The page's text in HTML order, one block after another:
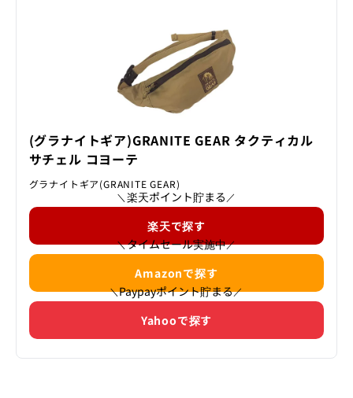
(グラナイトギア)GRANITE GEAR タクティカル
サチェル コヨーテ
グラナイトギア(GRANITE GEAR)
＼ 楽天ポイント貯まる ／
楽天で探す
＼タイムセール実施中／
Amazonで探す
＼Paypayポイント貯まる／
Yahooで探す